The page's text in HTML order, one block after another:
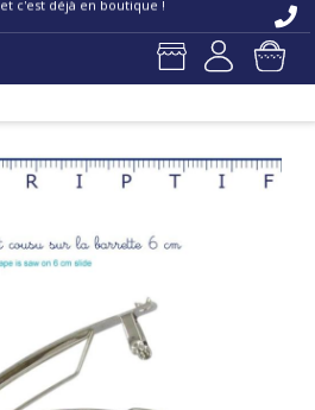
et c'est déjà en boutique !